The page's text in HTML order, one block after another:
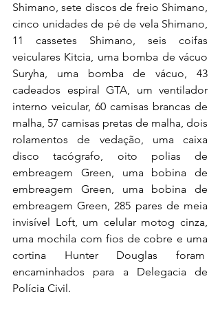
Shimano, sete discos de freio Shimano,
cinco unidades de pé de vela Shimano,
11 cassetes Shimano, seis coifas
veiculares Kitcia, uma bomba de vácuo
Suryha, uma bomba de vácuo, 43
cadeados espiral GTA, um ventilador
interno veicular, 60 camisas brancas de
malha, 57 camisas pretas de malha, dois
rolamentos de vedação, uma caixa
disco tacógrafo, oito polias de
embreagem Green, uma bobina de
embreagem Green, uma bobina de
embreagem Green, 285 pares de meia
invisível Loft, um celular motog cinza,
uma mochila com fios de cobre e uma
cortina Hunter Douglas foram
encaminhados para a Delegacia de
Polícia Civil.